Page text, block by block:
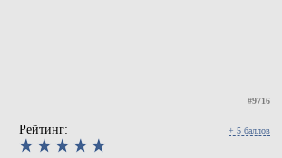
#9716
Рейтинг: + 5 баллов